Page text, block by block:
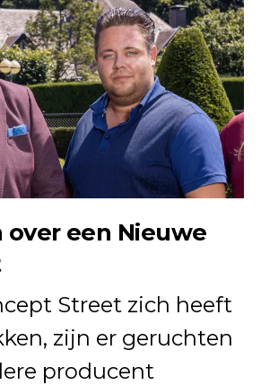
een Nieuwe
Street zich heeft
zijn er geruchten
producent